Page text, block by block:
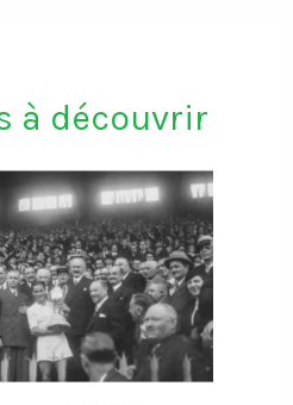
à découvrir